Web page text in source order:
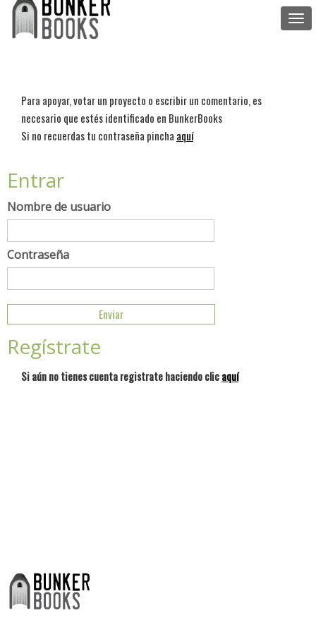
Para apoyar, votar un proyecto o escribir un comentario, es
necesario que estés identificado en BunkerBooks
Si no recuerdas tu contraseña pincha aquí
Entrar
Nombre de usuario
Contraseña
Regístrate
Si aún no tienes cuenta registrate haciendo clicaquí